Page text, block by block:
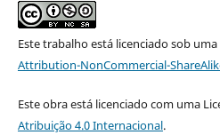
Este trabalho está licenciado sob uma
Attribution-NonCommercial-
Este obra está licenciado com uma
Atribuição 4.0 Internacional.